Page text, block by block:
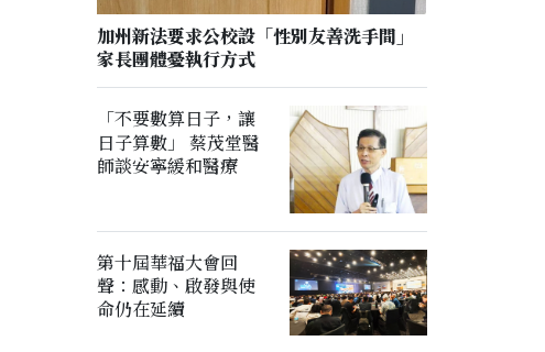
加州新法要求公校設「性別友善洗手間」
家長團體憂執行方式
「不要數算日子，讓
日子算數」 蔡茂堂醫
師談安寧緩和醫療
第十屆華福大會回
聲：感動、啟發與使
命仍在延續